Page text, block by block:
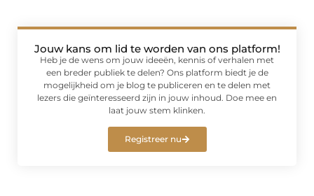
Jouw kans om lid te worden van ons platform!
Heb je de wens om jouw ideeën, kennis of verhalen met
een breder publiek te delen? Ons platform biedt je de
mogelijkheid om je blog te publiceren en te delen met
lezers die geïnteresseerd zijn in jouw inhoud. Doe mee en
laat jouw stem klinken.
Registreer nu